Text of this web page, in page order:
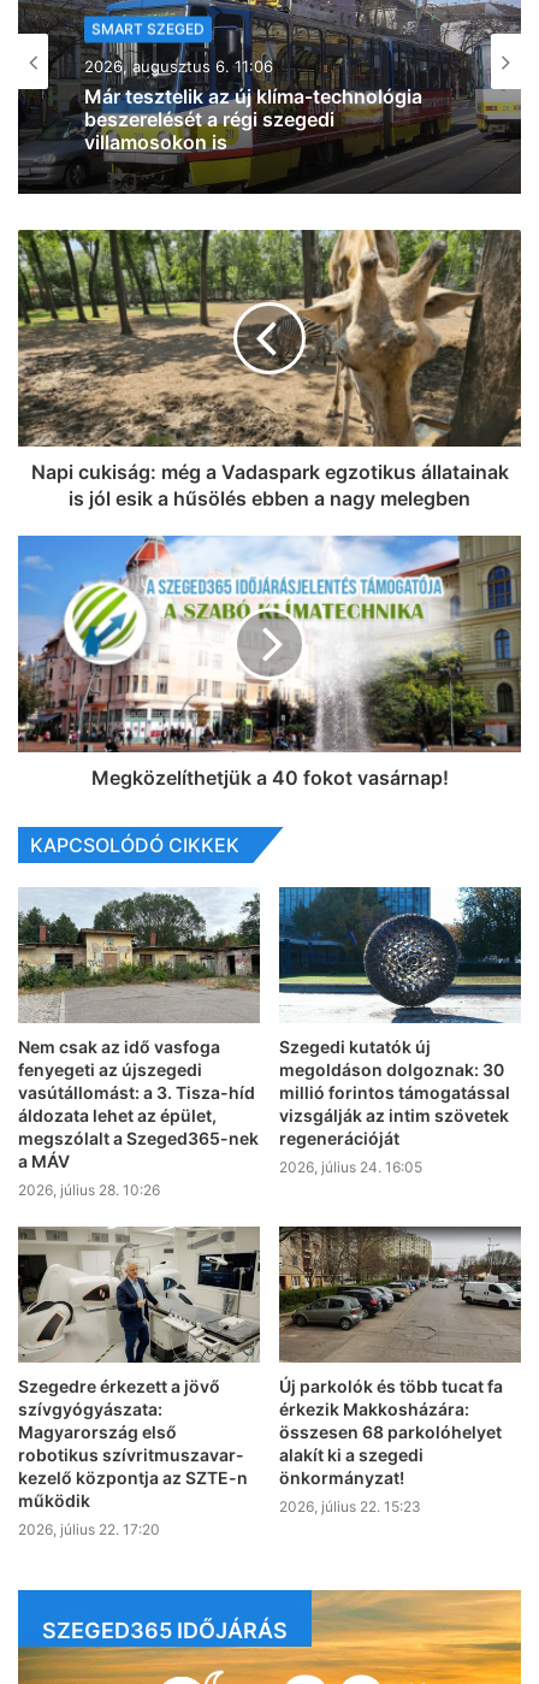
SMART SZEGED
2026, augusztus 6. 06:44
Bővíti klimatizált betegellátó helyiségeit
az SZTE Klinikai Központja – a
betegellátó helyiségek 77 százaléka már
klimatizált
Napi cukiság: még a Vadaspark egzotikus állatainak
is jól esik a hűsölés ebben a nagy melegben
Megközelíthetjük a 40 fokot vasárnap!
KAPCSOLÓDÓ CIKKEK
Nem csak az idő vasfoga
fenyegeti az újszegedi
vasútállomást: a 3. Tisza-híd
áldozata lehet az épület,
megszólalt a Szeged365-nek
a MÁV
2026, július 28. 10:26
Szegedi kutatók új
megoldáson dolgoznak: 30
millió forintos támogatással
vizsgálják az intim szövetek
regenerációját
2026, július 24. 16:05
Szegedre érkezett a jövő
szívgyógyászata:
Magyarország első
robotikus szívritmuszavar-
kezelő központja az SZTE-n
működik
2026, július 22. 17:20
Új parkolók és több tucat fa
érkezik Makkosházára:
összesen 68 parkolóhelyet
alakít ki a szegedi
önkormányzat!
2026, július 22. 15:23
SZEGED365 IDŐJÁRÁS